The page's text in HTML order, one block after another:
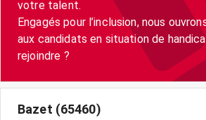
votre talent.
Engagés pour l’inclusion, nous
aux candidats en situation de
Bazet (65460)